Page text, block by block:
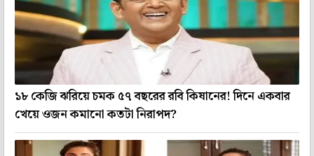
১৮ কেজি ঝরিয়ে চমক ৫৭ বছরের রবি কিষানের! দিনে একবার
খেয়ে ওজন কমানো কতটা নিরাপদ?